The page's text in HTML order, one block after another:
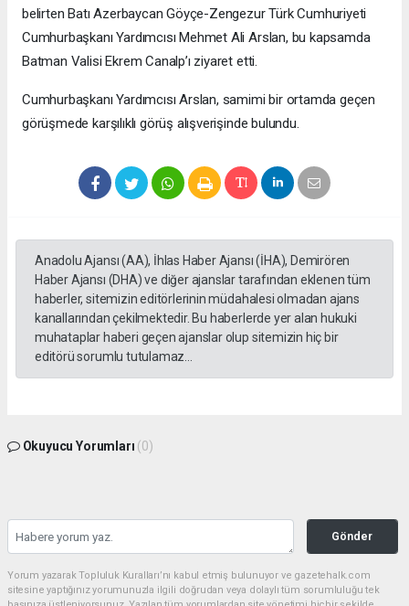
belirten Batı Azerbaycan Göyçe-Zengezur Türk Cumhuriyeti
Cumhurbaşkanı Yardımcısı Mehmet Ali Arslan, bu kapsamda
Batman Valisi Ekrem Canalp’ı ziyaret etti.
Cumhurbaşkanı Yardımcısı Arslan, samimi bir ortamda geçen
görüşmede karşılıklı görüş alışverişinde bulundu.
Anadolu Ajansı (AA), İhlas Haber Ajansı (İHA), Demirören
Haber Ajansı (DHA) ve diğer ajanslar tarafından eklenen tüm
haberler, sitemizin editörlerinin müdahalesi olmadan ajans
kanallarından çekilmektedir. Bu haberlerde yer alan hukuki
muhataplar haberi geçen ajanslar olup sitemizin hiç bir
editörü sorumlu tutulamaz...
Okuyucu Yorumları (0)
Gönder
Yorum yazarak Topluluk Kuralları’nı kabul etmiş bulunuyor ve gazetehalk.com
sitesine yaptığınız yorumunuzla ilgili doğrudan veya dolaylı tüm sorumluluğu tek